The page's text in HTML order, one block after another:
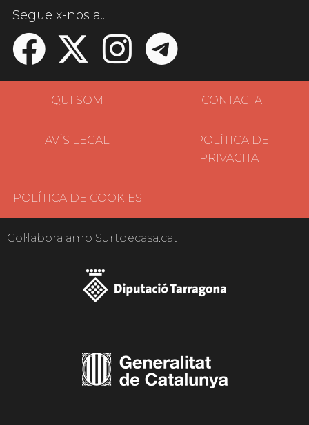
Segueix-nos a...
QUI SOM CONTACTA
AVÍS LEGAL
POLÍTICA DE
PRIVACITAT
POLÍTICA DE COOKIES
Col·labora amb Surtdecasa.cat